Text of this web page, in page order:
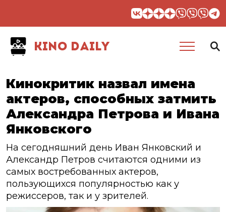
KINO DAILY
Кинокритик назвал имена
актеров, способных затмить
Александра Петрова и Ивана
Янковского
На сегодняшний день Иван Янковский и
Александр Петров считаются одними из
самых востребованных актеров,
пользующихся популярностью как у
режиссеров, так и у зрителей.